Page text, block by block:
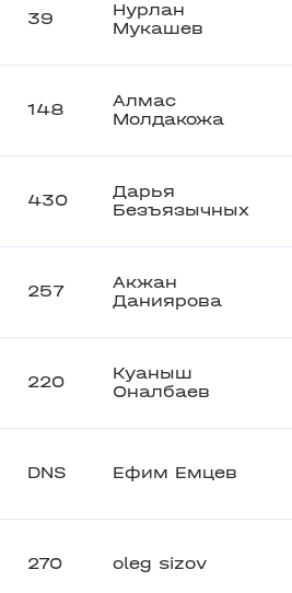
39
Нурлан
Мукашев
148
Алмас
Молдакожа
430
Дарья
Безъязычных
257
Акжан
Даниярова
220
Куаныш
Оналбаев
DNS Ефим Емцев
270 oleg sizov